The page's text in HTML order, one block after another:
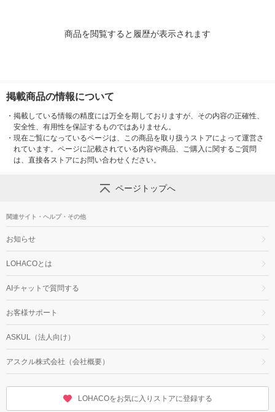
商品を閲覧すると履歴が表示されます
掲載商品の情報について
・ 掲載している情報の精度には万全を期しておりますが、その内容の正確性、
安全性、有用性を保証するものではありません。
・ 現在ご覧になっているページは、この商品を取り扱うストアによって運営さ
れています。ページに記載されている内容や商品、ご購入に関するご質問
は、直接各ストアにお問い合わせください。
ページトップへ
関連サイト・ヘルプ・その他
お知らせ
LOHACOとは
AIチャットで質問する
お客様サポート
ASKUL（法人向け）
アスクル株式会社（会社概要）
LOHACOをお気に入りストアに登録する